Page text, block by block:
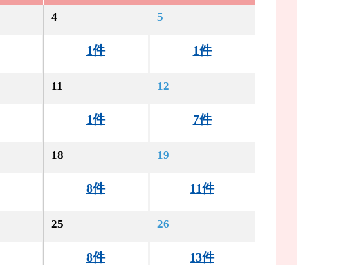
4
1件
5
1件
11
1件
12
7件
18
8件
19
11件
25
8件
26
13件